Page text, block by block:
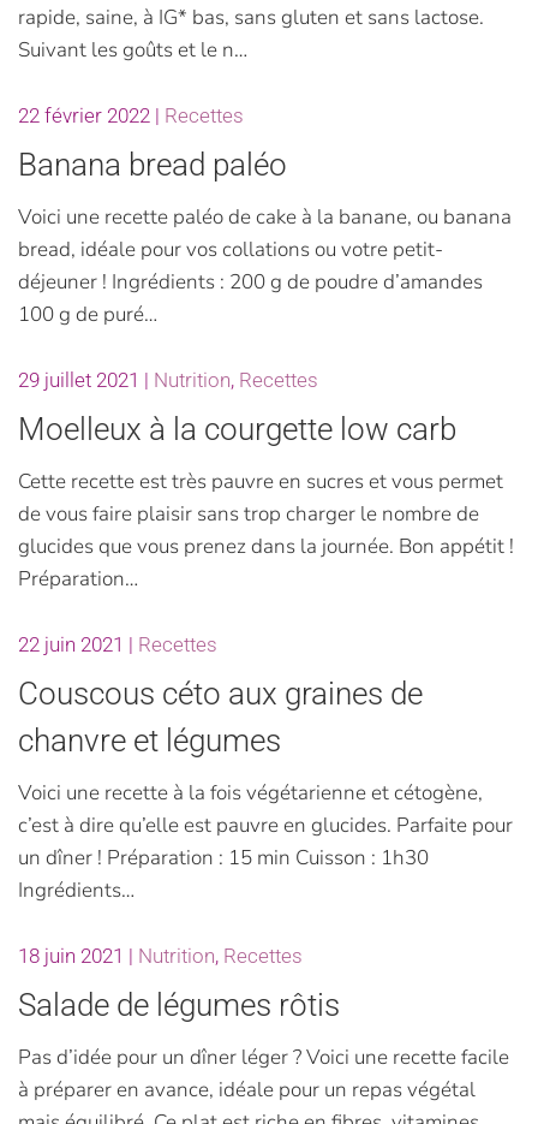
rapide, saine, à IG* bas, sans gluten et sans lactose.
Suivant les goûts et le n…
22 février 2022 | Recettes
Banana bread paléo
Voici une recette paléo de cake à la banane, ou banana
bread, idéale pour vos collations ou votre petit-
déjeuner ! Ingrédients : 200 g de poudre d’amandes
100 g de puré…
29 juillet 2021 | Nutrition, Recettes
Moelleux à la courgette low carb
Cette recette est très pauvre en sucres et vous permet
de vous faire plaisir sans trop charger le nombre de
glucides que vous prenez dans la journée. Bon appétit !
Préparation…
22 juin 2021 | Recettes
Couscous céto aux graines de
chanvre et légumes
Voici une recette à la fois végétarienne et cétogène,
c’est à dire qu’elle est pauvre en glucides. Parfaite pour
un dîner ! Préparation : 15 min Cuisson : 1h30
Ingrédients…
18 juin 2021 | Nutrition, Recettes
Salade de légumes rôtis
Pas d’idée pour un dîner léger ? Voici une recette facile
à préparer en avance, idéale pour un repas végétal